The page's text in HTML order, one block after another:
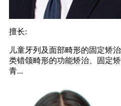
擅长:
儿童牙列及面部畸形的固定矫
类错颌畸形的功能矫治、固定
青...